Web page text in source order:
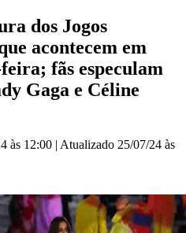
dos Jogos
acontecem em
fãs especulam
Gaga e Céline
às 12:00 | Atualizado 25/07/24 às